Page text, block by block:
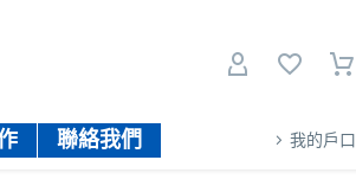
聯絡我們 我的戶口